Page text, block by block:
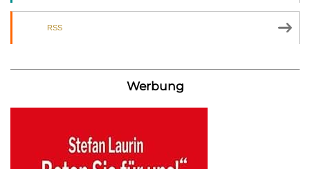
RSS
Werbung